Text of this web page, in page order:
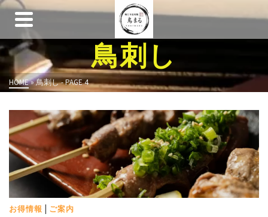
鳥刺し
HOME»鳥刺し- PAGE 4
お得情報 | ご案内